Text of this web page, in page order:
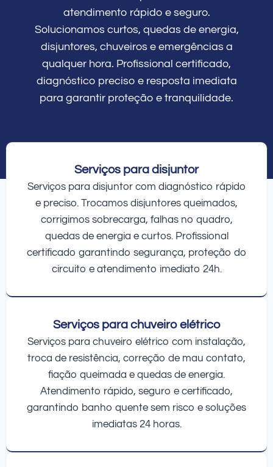
atendimento rápido e seguro.
Solucionamos curtos, quedas de energia,
disjuntores, chuveiros e emergências a
qualquer hora. Profissional certificado,
diagnóstico preciso e resposta imediata
para garantir proteção e tranquilidade.
Serviços para disjuntor
Serviços para disjuntor com diagnóstico rápido
e preciso. Trocamos disjuntores queimados,
corrigimos sobrecarga, falhas no quadro,
quedas de energia e curtos. Profissional
certificado garantindo segurança, proteção do
circuito e atendimento imediato 24h.
Serviços para chuveiro elétrico
Serviços para chuveiro elétrico com instalação,
troca de resistência, correção de mau contato,
fiação queimada e quedas de energia.
Atendimento rápido, seguro e certificado,
garantindo banho quente sem risco e soluções
imediatas 24 horas.